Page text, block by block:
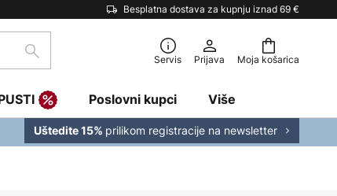
Besplatna dostava za kupnju iznad 69 €
Moja košarica
traži Servis Prijava
Poslovni kupci Više
Uštedite 15% prilikom registracije na newsletter